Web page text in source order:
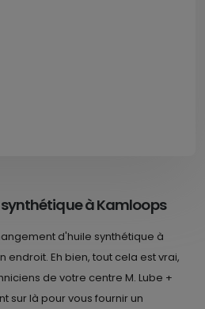
à Kamloops
d'huile synthétique à
endroit. Eh bien, tout cela est vrai,
de votre centre M. Lube +
sur là pour vous fournir un